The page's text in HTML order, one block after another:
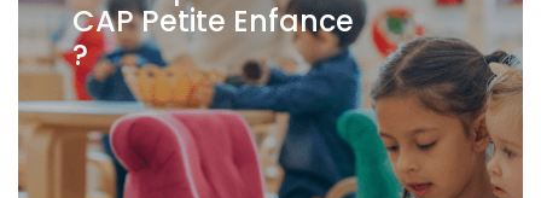
CAP Petite Enfance
?